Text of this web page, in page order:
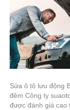
Sửa ô tô lưu động
đêm Công ty
được đánh giá cao